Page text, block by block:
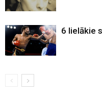
6 lielākie